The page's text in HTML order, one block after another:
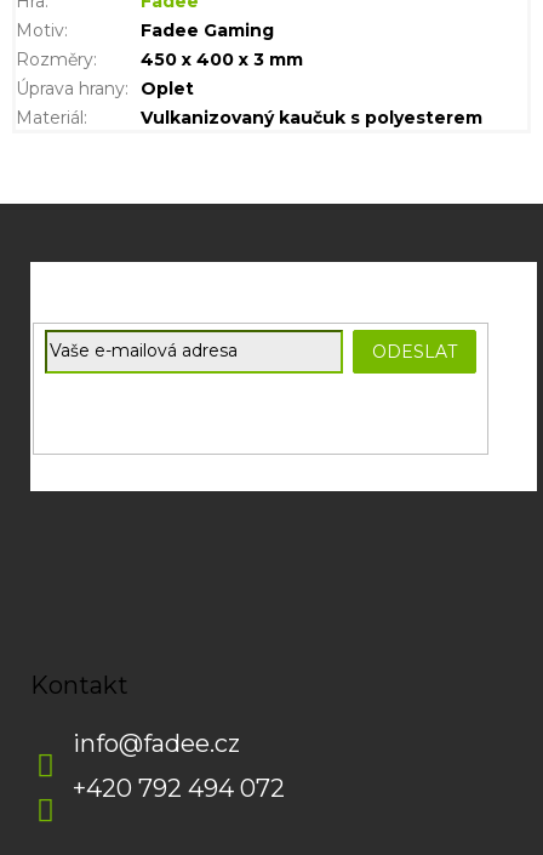
Motiv:
Fadee Gaming
Rozměry:
450 x 400 x 3 mm
Úprava hrany:
Oplet
Materiál: Vulkanizovaný kaučuk s polyesterem
E-mail
ODESLAT
Kontakt
info@fadee.cz
+420 792 494 072